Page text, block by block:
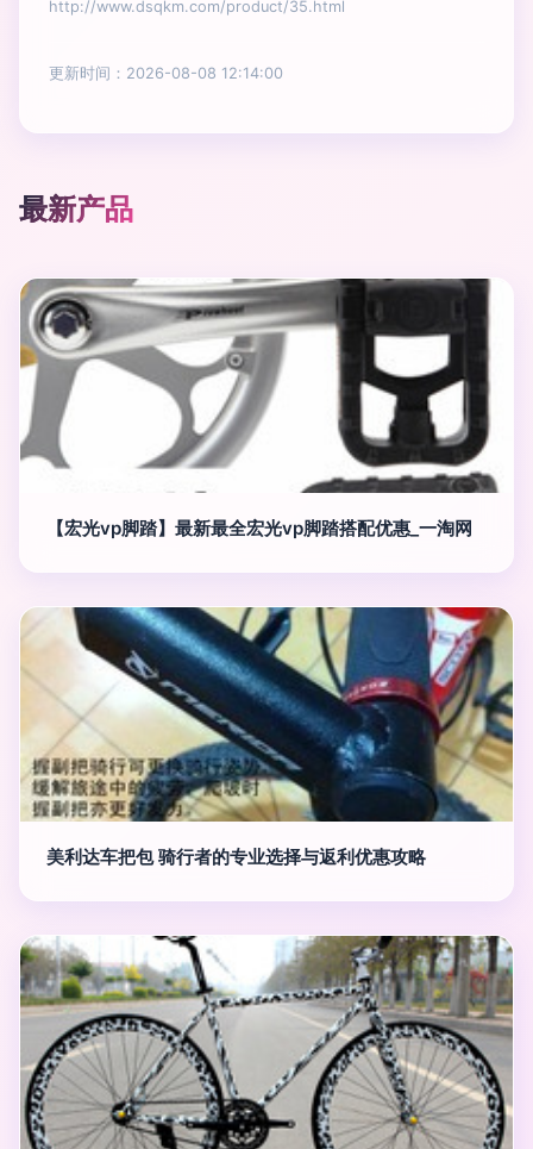
http://www.dsqkm.com/product/35.html
更新时间：2026-08-08 12:14:00
最新产品
【宏光vp脚踏】最新最全宏光vp脚踏搭配优惠_一淘网
美利达车把包 骑行者的专业选择与返利优惠攻略